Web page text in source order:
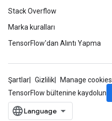
Stack Overflow
Marka kuralları
TensorFlow'dan Alıntı Yapma
Şartlar Gizlilik
Manage cookies
TensorFlow bültenine kaydolun